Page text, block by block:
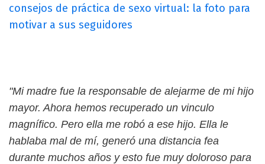
consejos de práctica de sexo virtual: la foto para
motivar a sus seguidores
"Mi madre fue la responsable de alejarme de mi hijo
mayor. Ahora hemos recuperado un vinculo
magnífico. Pero ella me robó a ese hijo. Ella le
hablaba mal de mí, generó una distancia fea
durante muchos años y esto fue muy doloroso para